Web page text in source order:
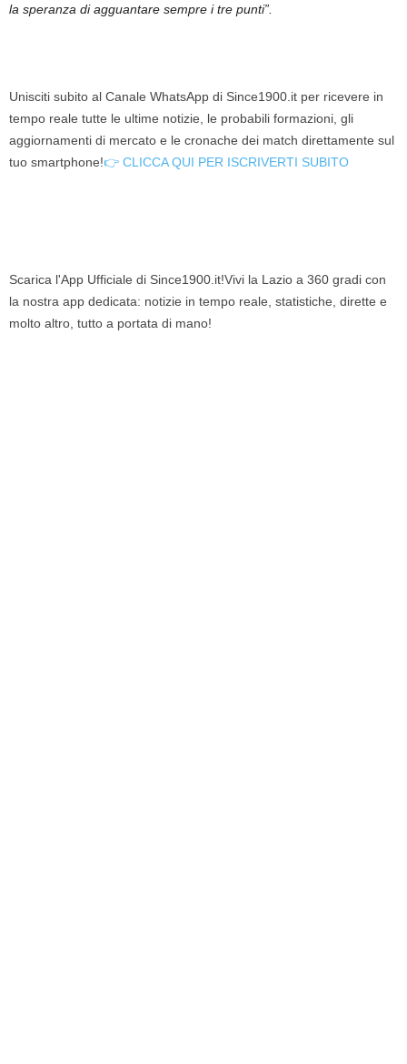
la speranza di agguantare sempre i tre punti”.
Unisciti subito al Canale WhatsApp di Since1900.it per ricevere in
tempo reale tutte le ultime notizie, le probabili formazioni, gli
aggiornamenti di mercato e le cronache dei match direttamente sul
tuo smartphone!👉 CLICCA QUI PER ISCRIVERTI SUBITO
Scarica l'App Ufficiale di Since1900.it!Vivi la Lazio a 360 gradi con
la nostra app dedicata: notizie in tempo reale, statistiche, dirette e
molto altro, tutto a portata di mano!